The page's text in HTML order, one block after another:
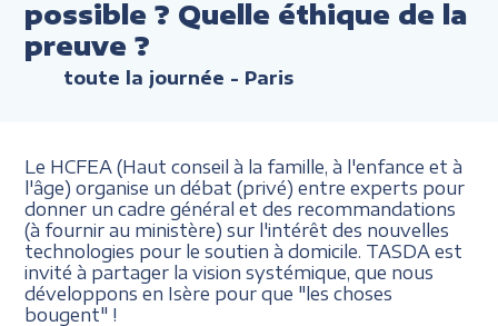
possible ? Quelle éthique de la
preuve ?
toute la journée - Paris
Le HCFEA (Haut conseil à la famille, à l'enfance et à
l'âge) organise un débat (privé) entre experts pour
donner un cadre général et des recommandations
(à fournir au ministère) sur l'intérêt des nouvelles
technologies pour le soutien à domicile. TASDA est
invité à partager la vision systémique, que nous
développons en Isère pour que "les choses
bougent" !